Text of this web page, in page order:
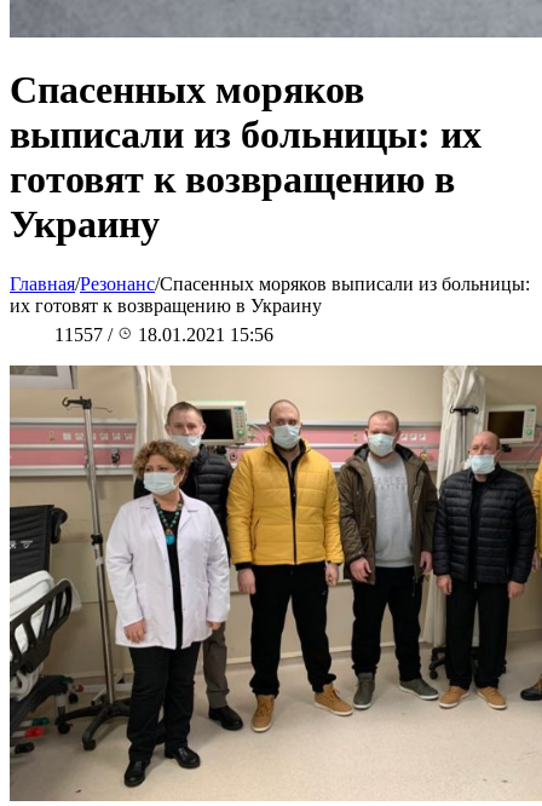
Спасенных моряков
выписали из больницы: их
готовят к возвращению в
Украину
Главная/Резонанс/Спасенных моряков выписали из больницы:
их готовят к возвращению в Украину
11557 / 18.01.2021 15:56